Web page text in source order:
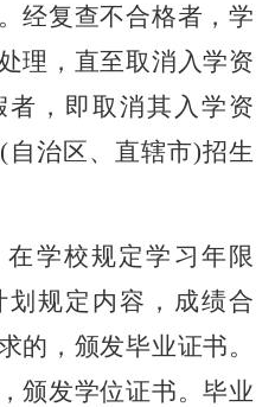
经复查不合格者，学
理，直至取消入学资
，即取消其入学资
治区、直辖市)招生
在学校规定学习年限
规定内容，成绩合
的，颁发毕业证书。
颁发学位证书。毕业